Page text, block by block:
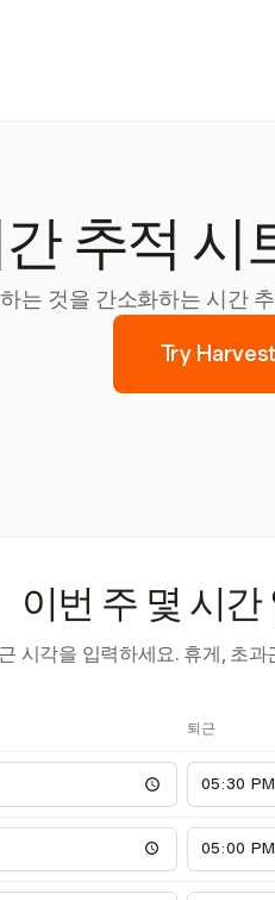
추적 시
는 것을 간소화하는 시간
Try
이번 주 몇 시
시각을 입력하세요. 휴게, 초
퇴근